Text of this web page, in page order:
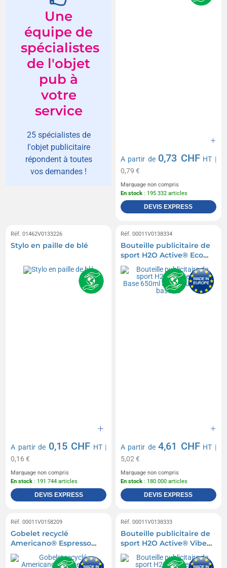
Une
équipe de
spécialistes
de l'objet
pub à
votre
service
25 spécialistes de
l'objet publicitaire
répondent à toutes
vos demandes !
A partir de 0,73 CHF HT |
0,79 €
Marquage non compris
En stock : 195 332 articles
DEVIS EXPRESS
Réf. 01462V0133226
Stylo en paille de blé
A partir de 0,15 CHF HT|
0,16 €
Marquage non compris
En stock : 191 744 articles
DEVIS EXPRESS
Réf. 00011V0138334
Bouteille publicitaire de
sport H2O Active® Eco
Base 650ml avec
couvercle à bascule
A partir de4,61 CHF HT |
5,02 €
Marquage non compris
En stock : 180 000 articles
DEVIS EXPRESS
Réf. 00011V0158209
Gobelet recyclé
Americano® Espresso
Eco de 250ml
Réf. 00011V0138333
Bouteille publicitaire de
sport H2O Active® Vibe
850ml couvercle bec
verseur